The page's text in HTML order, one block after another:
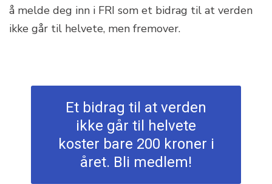
å melde deg inn i FRI som et bidrag til at verden
ikke går til helvete, men fremover.
Et bidrag til at verden
ikke går til helvete
koster bare 200 kroner i
året. Bli medlem!